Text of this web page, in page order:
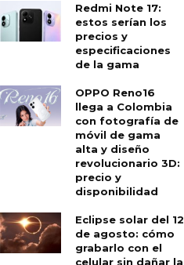
Redmi Note 17:
estos serían los
precios y
especificaciones
de la gama
OPPO Reno16
llega a Colombia
con fotografía de
móvil de gama
alta y diseño
revolucionario 3D:
precio y
disponibilidad
Eclipse solar del 12
de agosto: cómo
grabarlo con el
celular sin dañar la